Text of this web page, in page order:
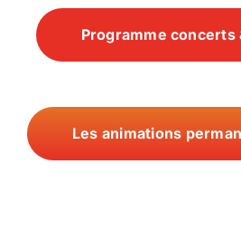
Programme concerts
Les animations